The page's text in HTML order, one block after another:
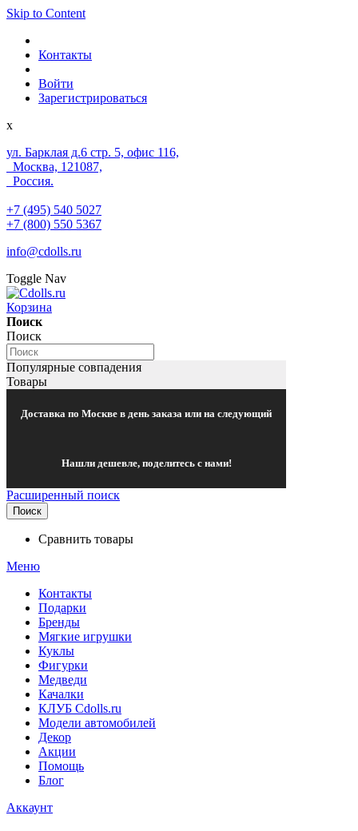
Skip to Content
Контакты
Войти
Зарегистрироваться
x
ул. Барклая д.6 стр. 5, офис 116,
Москва, 121087,
Россия.
+7 (495) 540 5027
+7 (800) 550 5367
info@cdolls.ru
Toggle Nav
Корзина
Поиск
Поиск
Популярные совпадения
Товары
Доставка по Москве в день заказа или на следующий
Нашли дешевле, поделитесь с нами!
Расширенный поиск
Поиск
Сравнить товары
Меню
Контакты
Подарки
Бренды
Мягкие игрушки
Куклы
Фигурки
Медведи
Качалки
КЛУБ Cdolls.ru
Модели автомобилей
Декор
Акции
Помощь
Блог
Аккаунт